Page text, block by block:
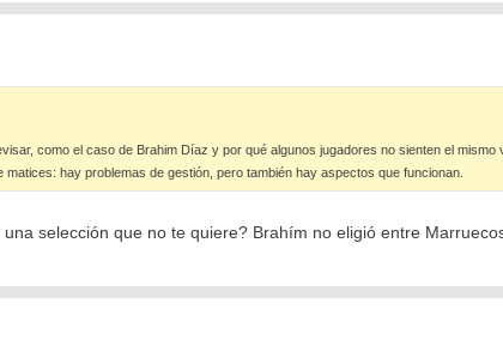
como el caso de Brahim Díaz y por qué algunos jugadores no sienten el
matices: hay problemas de gestión, pero también hay aspectos que funcionan.
selección que no te quiere? Brahím no eligió entre